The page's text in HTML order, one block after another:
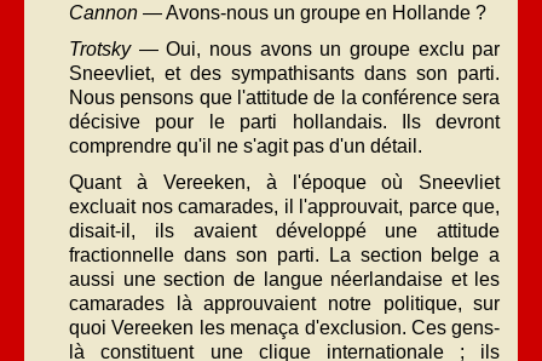
Cannon — Avons-nous un groupe en Hollande ?
Trotsky— Oui, nous avons un groupe exclu par
Sneevliet, et des sympathisants dans son parti.
Nous pensons que l'attitude de la conférence sera
décisive pour le parti hollandais. Ils devront
comprendre qu'il ne s'agit pas d'un détail.
Quant à Vereeken, à l'époque où Sneevliet
excluait nos camarades, il l'approuvait, parce que,
disait-il, ils avaient développé une attitude
fractionnelle dans son parti. La section belge a
aussi une section de langue néerlandaise et les
camarades là approuvaient notre politique, sur
quoi Vereeken les menaça d'exclusion. Ces gens-
là constituent une clique internationale ; ils